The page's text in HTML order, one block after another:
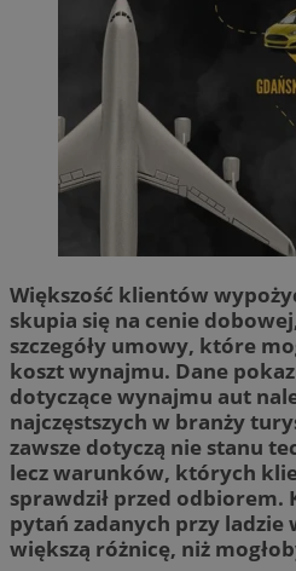
Większość klientów
skupia się na cenie
szczegóły umowy, które
koszt wynajmu. Dane
dotyczące wynajmu aut
najczęstszych w branży
zawsze dotyczą nie stanu
lecz warunków, których
sprawdził przed
pytań zadanych przy ladzie
większą różnicę, niż